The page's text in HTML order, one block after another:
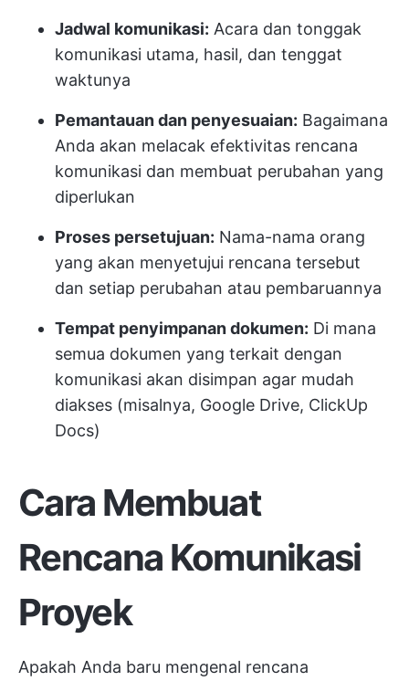
Jadwal komunikasi: Acara dan tonggak
komunikasi utama, hasil, dan tenggat
waktunya
Pemantauan dan penyesuaian: Bagaimana
Anda akan melacak efektivitas rencana
komunikasi dan membuat perubahan yang
diperlukan
Proses persetujuan: Nama-nama orang
yang akan menyetujui rencana tersebut
dan setiap perubahan atau pembaruannya
Tempat penyimpanan dokumen: Di mana
semua dokumen yang terkait dengan
komunikasi akan disimpan agar mudah
diakses (misalnya, Google Drive, ClickUp
Docs)
Cara Membuat
Rencana Komunikasi
Proyek
Apakah Anda baru mengenal rencana